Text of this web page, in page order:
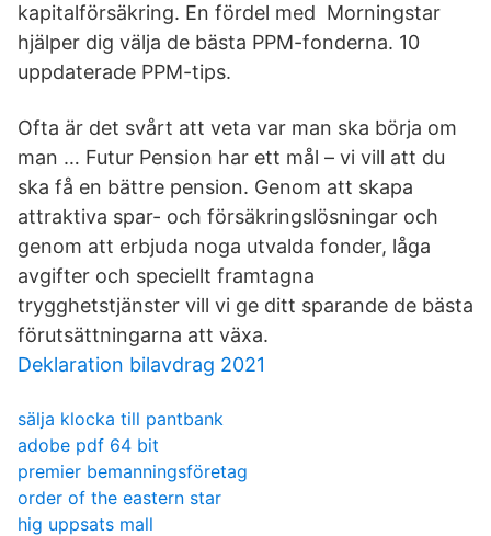
kapitalförsäkring. En fördel med Morningstar
hjälper dig välja de bästa PPM-fonderna. 10
uppdaterade PPM-tips.
Ofta är det svårt att veta var man ska börja om
man … Futur Pension har ett mål – vi vill att du
ska få en bättre pension. Genom att skapa
attraktiva spar- och försäkringslösningar och
genom att erbjuda noga utvalda fonder, låga
avgifter och speciellt framtagna
trygghetstjänster vill vi ge ditt sparande de bästa
förutsättningarna att växa.
Deklaration bilavdrag 2021
sälja klocka till pantbank
adobe pdf 64 bit
premier bemanningsföretag
order of the eastern star
hig uppsats mall